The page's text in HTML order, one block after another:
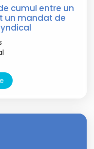
cumul entre un
un mandat de